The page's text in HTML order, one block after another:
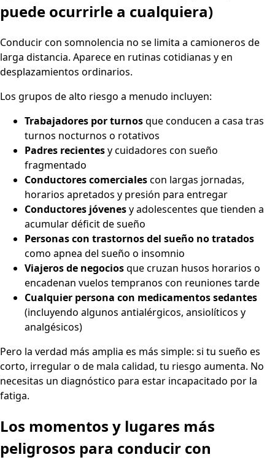
puede ocurrirle a cualquiera)
Conducir con somnolencia no se limita a camioneros de
larga distancia. Aparece en rutinas cotidianas y en
desplazamientos ordinarios.
Los grupos de alto riesgo a menudo incluyen:
Trabajadores por turnosque conducen a casa tras
turnos nocturnos o rotativos
Padres recientesy cuidadores con sueño
fragmentado
Conductores comercialescon largas jornadas,
horarios apretados y presión para entregar
Conductores jóvenesy adolescentes que tienden a
acumular déficit de sueño
Personas con trastornos del sueño no tratados
como apnea del sueño o insomnio
Viajeros de negociosque cruzan husos horarios o
encadenan vuelos tempranos con reuniones tarde
Cualquier persona con medicamentos sedantes
(incluyendo algunos antialérgicos, ansiolíticos y
analgésicos)
Pero la verdad más amplia es más simple: si tu sueño es
corto, irregular o de mala calidad, tu riesgo aumenta. No
necesitas un diagnóstico para estar incapacitado por la
fatiga.
Los momentos y lugares más
peligrosos para conducir con